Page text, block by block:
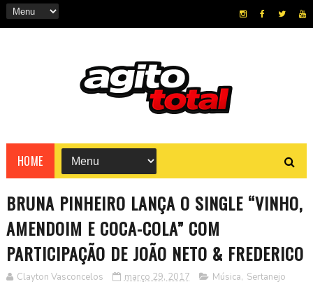
HOME
BRUNA PINHEIRO LANÇA O SINGLE “VINHO,
AMENDOIM E COCA-COLA” COM
PARTICIPAÇÃO DE JOÃO NETO & FREDERICO
Clayton Vasconcelos março 29, 2017 Música, Sertanejo